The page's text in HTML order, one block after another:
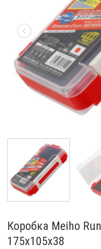
Коробка Meiho
175х105х38